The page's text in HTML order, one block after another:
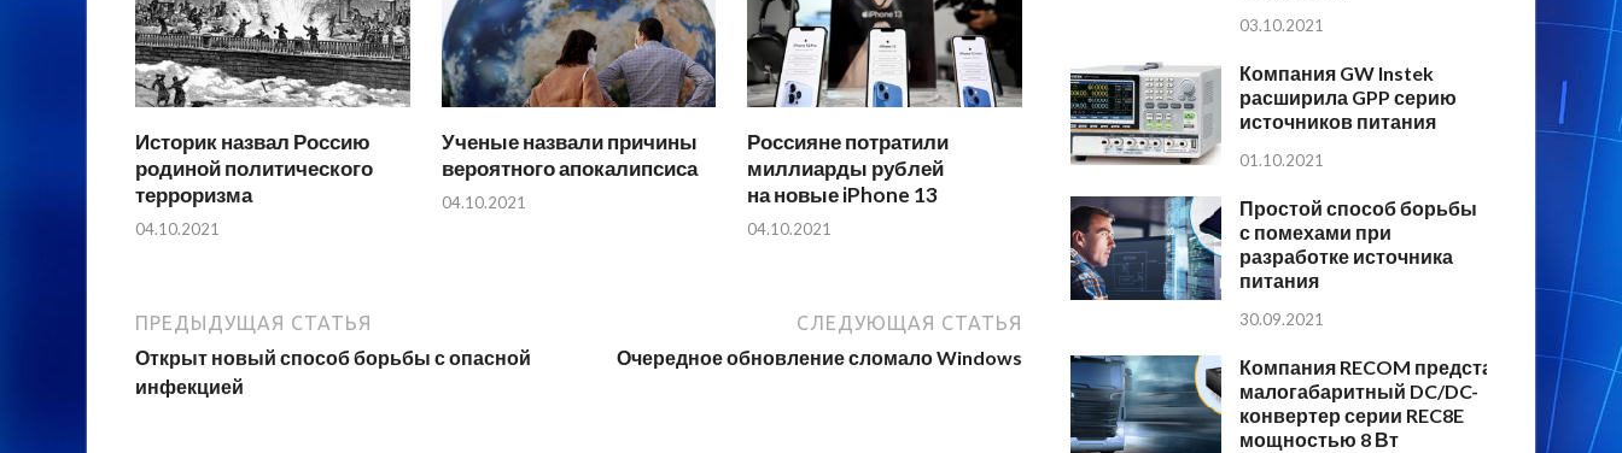
Историк назвал Россию
родиной политического
терроризма
04.10.2021
Ученые назвали причины
вероятного апокалипсиса
04.10.2021
Россияне потратили
миллиарды рублей
на новые iPhone 13
04.10.2021
ПРЕДЫДУЩАЯ СТАТЬЯ
Открыт новый способ борьбы с опасной
инфекцией
СЛЕДУЮЩАЯ СТАТЬЯ
Очередное обновление сломало Windows
03.10.2021
Компания GW Instek
расширила GPP серию
источников питания
01.10.2021
Простой способ борьбы
с помехами при
разработке источника
питания
30.09.2021
Компания RECOM представляет
малогабаритный DC/DC-
конвертер серии REC8E
мощностью 8 Вт